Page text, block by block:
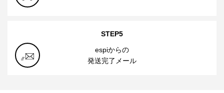
STEP5
espiからの
発送完了メール